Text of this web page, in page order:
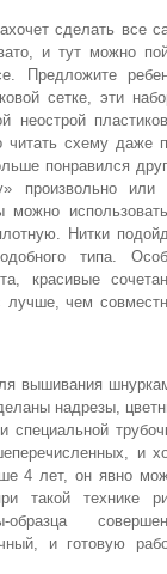
сделать все
и тут можно
Предложите
сетке, эти
неострой
читать схему даже
понравился
произвольно или
можно
Нитки
типа.
красивые
лучше, чем
вышивания
надрезы,
и
4 лет, он явно
такой технике
и готовую